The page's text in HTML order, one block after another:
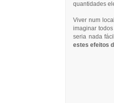
quantidades
Viver num
imaginar
seria nada
estes efeitos